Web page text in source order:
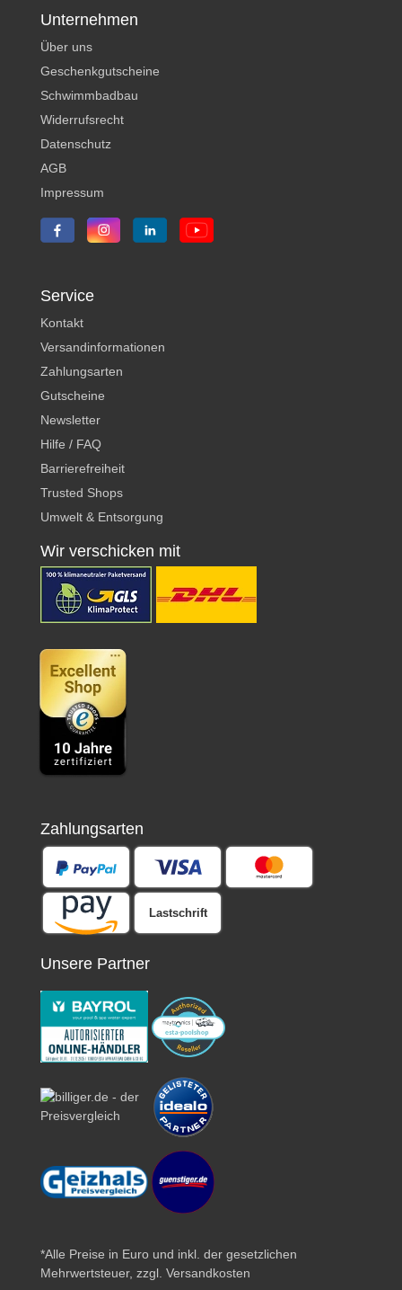
Unternehmen
Über uns
Geschenkgutscheine
Schwimmbadbau
Widerrufsrecht
Datenschutz
AGB
Impressum
Service
Kontakt
Versandinformationen
Zahlungsarten
Gutscheine
Newsletter
Hilfe / FAQ
Barrierefreiheit
Trusted Shops
Umwelt & Entsorgung
Wir verschicken mit
Zahlungsarten
Lastschrift
Unsere Partner
*Alle Preise in Euro und inkl. der gesetzlichen
Mehrwertsteuer, zzgl. Versandkosten